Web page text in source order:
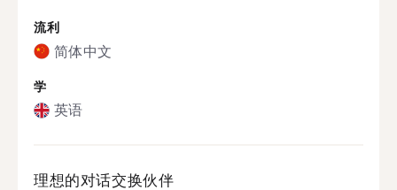
流利
简体中文
学
英语
理想的对话交换伙伴